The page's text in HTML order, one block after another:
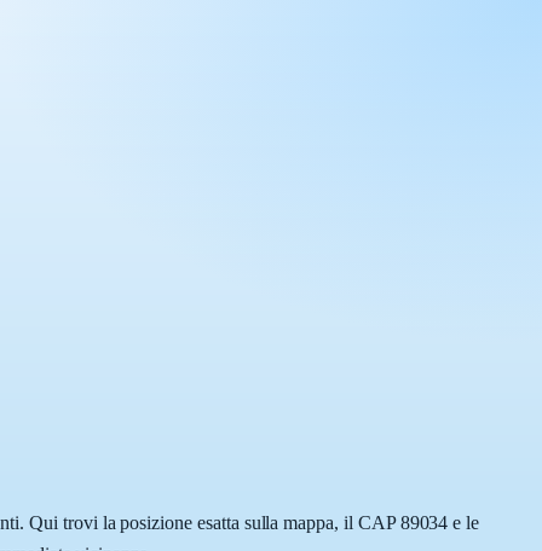
Qui trovi la posizione esatta sulla mappa, il CAP 89034 e le